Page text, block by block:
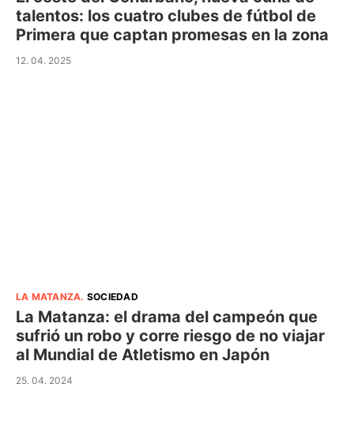
talentos: los cuatro clubes de fútbol de
Primera que captan promesas en la zona
12. 04. 2025
LA MATANZA. SOCIEDAD
La Matanza: el drama del campeón que
sufrió un robo y corre riesgo de no viajar
al Mundial de Atletismo en Japón
25. 04. 2024